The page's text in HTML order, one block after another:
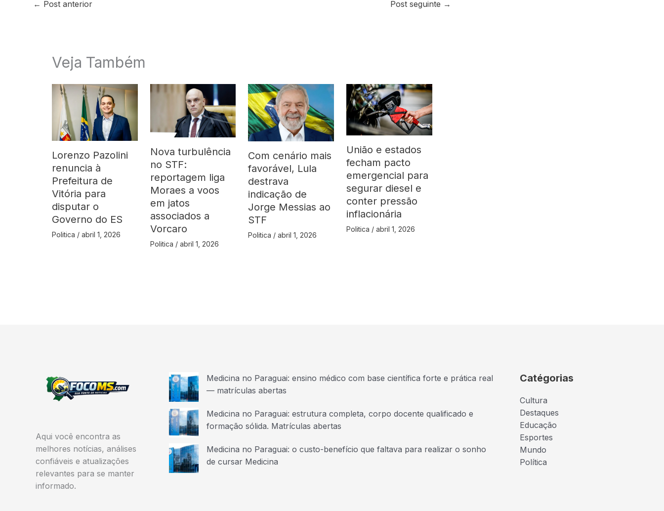
← Post anterior Post seguinte →
Veja Também
Lorenzo Pazolini
renuncia à
Prefeitura de
Vitória para
disputar o
Governo do ES
Politica / abril 1, 2026
Nova turbulência
no STF:
reportagem liga
Moraes a voos
em jatos
associados a
Vorcaro
Politica / abril 1, 2026
Com cenário mais
favorável, Lula
destrava
indicação de
Jorge Messias ao
STF
Politica /abril 1, 2026
União e estados
fecham pacto
emergencial para
segurar diesel e
conter pressão
inflacionária
Politica /abril 1, 2026
Aqui você encontra as
melhores notícias, análises
confiáveis e atualizações
relevantes para se manter
informado.
Medicina no Paraguai: ensino médico com base científica forte e prática real
— matrículas abertas
Medicina no Paraguai: estrutura completa, corpo docente qualificado e
formação sólida. Matrículas abertas
Medicina no Paraguai: o custo-benefício que faltava para realizar o sonho
de cursar Medicina
Catégorias
Cultura
Destaques
Educação
Esportes
Mundo
Política